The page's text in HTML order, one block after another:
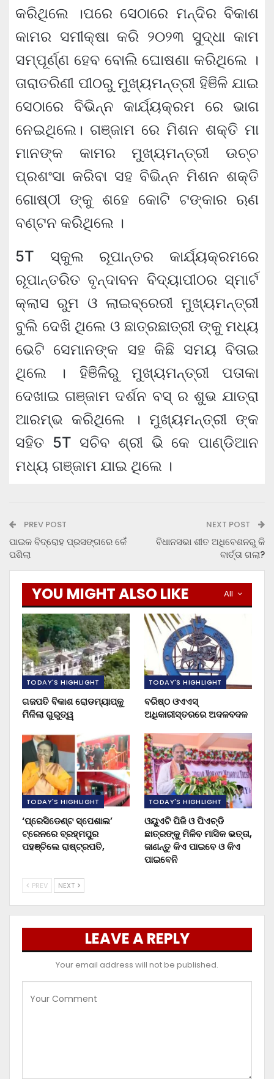
କରିଥିଲେ ।ପରେ ସେଠାରେ ମନ୍ଦିର ବିକାଶ
କାମର ସମୀକ୍ଷା କରି ୨୦୨୩ ସୁଦ୍ଧା କାମ
ସମ୍ପୂର୍ଣ୍ଣ ହେବ ବୋଲି ଘୋଷଣା କରିଥିଲେ ।
ତାରାତରିଣୀ ପୀଠରୁ ମୁଖ୍ୟମନ୍ତ୍ରୀ ହିଞିଳି ଯାଇ
ସେଠାରେ ବିଭିନ୍ନ କାର୍ଯ୍ୟକ୍ରମ ରେ ଭାଗ
ନେଇଥିଲେ। ଗଞ୍ଜାମ ରେ ମିଶନ ଶକ୍ତି ମା
ମାନଙ୍କ କାମର ମୁଖ୍ୟମନ୍ତ୍ରୀ ଉଚ୍ଚ
ପ୍ରଶଂସା କରିବା ସହ ବିଭିନ୍ନ ମିଶନ ଶକ୍ତି
ଗୋଷ୍ଠୀ ଙ୍କୁ ଶହେ କୋଟି ଟଙ୍କାର ଋଣ
ବଣ୍ଟନ କରିଥିଲେ ।
5T ସ୍କୁଲ ରୂପାନ୍ତର କାର୍ଯ୍ୟକ୍ରମରେ
ରୂପାନ୍ତରିତ ବୃନ୍ଦାବନ ବିଦ୍ୟାପୀଠର ସ୍ମାର୍ଟ
କ୍ଲାସ ରୁମ ଓ ଲାଇବ୍ରେରୀ ମୁଖ୍ୟମନ୍ତ୍ରୀ
ବୁଲି ଦେଖି ଥିଲେ ଓ ଛାତ୍ରଛାତ୍ରୀ ଙ୍କୁ ମଧ୍ୟ
ଭେଟି ସେମାନଙ୍କ ସହ କିଛି ସମୟ ବିତାଇ
ଥିଲେ । ହିଞିଳିରୁ ମୁଖ୍ୟମନ୍ତ୍ରୀ ପତାକା
ଦେଖାଇ ଗଞ୍ଜାମ ଦର୍ଶନ ବସ୍ ର ଶୁଭ ଯାତ୍ରା
ଆରମ୍ଭ କରିଥିଲେ । ମୁଖ୍ୟମନ୍ତ୍ରୀ ଙ୍କ
ସହିତ 5T ସଚିବ ଶ୍ରୀ ଭି କେ ପାଣ୍ଡିଆନ
ମଧ୍ୟ ଗଞ୍ଜାମ ଯାଇ ଥିଲେ ।
PREV POST
ପାଇକ ବିଦ୍ରୋହ ପ୍ରସଙ୍ଗରେ କେଁ
ପଶିଲା
NEXT POST
ବିଧାନସଭା ଶୀତ ଅଧିବେଶନରୁ କି
ବାର୍ତ୍ତା ଗଲା?
All
YOU MIGHT ALSO LIKE
TODAY'S HIGHLIGHT
ଗଜପତି ବିକାଶ ରୋଡମ୍ୟାପ୍‌କୁ
ମିଳିଲା ଗୁରୁତ୍ୱ
TODAY'S HIGHLIGHT
ବରିଷ୍ଠ ଓଏଏସ୍‌
ଅଧିକାରୀସ୍ତରରେ ଅଦଳବଦଳ
TODAY'S HIGHLIGHT
‘ପ୍ରେସିଡେଣ୍ଟ ସ୍ପେଶାଲ’
ଟ୍ରେନରେ ବ୍ରହ୍ମପୁର
ପହଞ୍ଚିଲେ ରାଷ୍ଟ୍ରପତି,
TODAY'S HIGHLIGHT
ଓୟୁଏଟି ପିଜି ଓ ପିଏଚ୍‌ଡି
ଛାତ୍ରଙ୍କୁ ମିଳିବ ମାସିକ ଭତ୍ତା,
ଜାଣନ୍ତୁ କିଏ ପାଇବେ ଓ କିଏ
ପାଇବେନି
PREV NEXT
LEAVE A REPLY
Your email address will not be published.